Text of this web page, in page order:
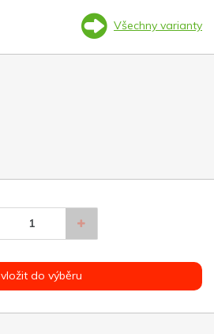
Všechny varianty
vložit do výběru